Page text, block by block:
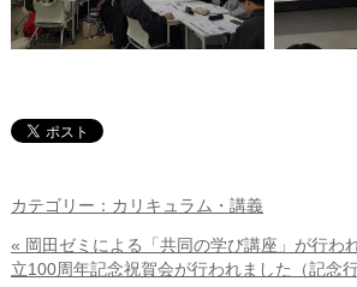
カテゴリー：カリキュラム・講義
« 岡田ゼミによる「共同の学び講座」が行わ
立100周年記念祝賀会が行われました（記念